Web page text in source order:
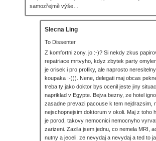
samozřejmě výše…
Slecna Ling
To Dissenter
Z komfortni zony, jo :-)? Si nekdy zkus
repatriace mrtvyho, kdyz zbytek party
je orisek i pro profiky, ale naprosto
koupaka :-))). Nene, delegati maj obcas
treba ty jako doktor bys ocenil jeste jiny
napriklad v Egypte. Bejva bezny, ze hotel
zasadne prevazi pacouse k tem nejdrazsim,
nejschopnejsim doktorum v okoli. Maj z toho
je porod, takovy nemocnici nemocnyho
zarizeni. Zazila jsem jednu, co nemela MRI,
nutny a jeceli, ze nevydaj a nevydaj a ted to